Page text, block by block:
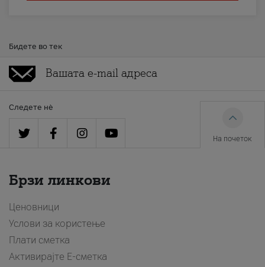
Бидете во тек
Следете нè
На почеток
Брзи линкови
Ценовници
Услови за користење
Плати сметка
Активирајте Е-сметка